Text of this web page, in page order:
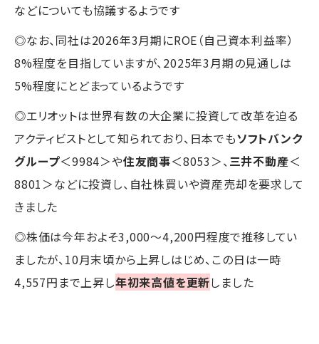
などについても協議するようです
◎なお、同社は2026年3月期にROE（自己資本利益率）
8%程度を目指していますが、2025年3月期の見通しは
5%程度にとどまっているようです
◎エリオットは世界有数の大企業に投資して改革を迫る
アクティビストとして知られており、日本でもソフトバンク
グループ＜9984＞や住友商事＜8053＞、 三井不動産＜
8801＞などに投資し、自社株買いや資産売却を要求して
きました
◎株価は今年およそ3,000～4,200円程度で推移してい
ましたが、10月末頃から上昇しはじめ、この日は一時
4,557円まで上昇し年初来高値を更新しました